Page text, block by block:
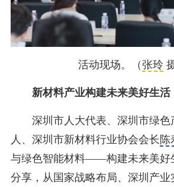
活动现场。（张玲
新材料产业构建未来美好生活
深圳市人大代表、深圳市绿色
人、深圳市新材料行业协会会长 陈
与绿色智能材料——构建未来美好
分享，从国家战略布局、深圳产业